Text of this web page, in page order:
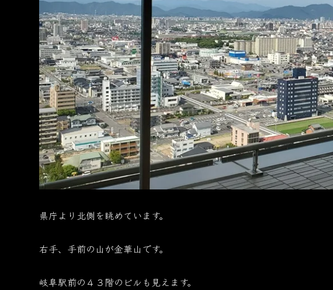
県庁より北側を眺めています。
右手、手前の山が金華山です。
岐阜駅前の４３階のビルも見えます。